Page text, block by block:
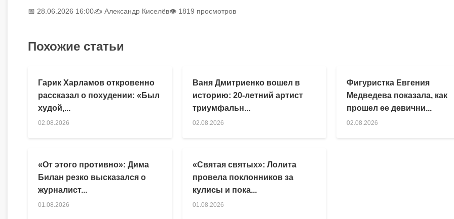
📅 28.06.2026 16:00✍️ Александр Киселёв👁 1819 просмотров
Похожие статьи
Гарик Харламов откровенно
рассказал о похудении: «Был
худой,...
02.08.2026
Ваня Дмитриенко вошел в
историю: 20-летний артист
триумфальн...
02.08.2026
Фигуристка Евгения
Медведева показала, как
прошел ее девични...
02.08.2026
«От этого противно»: Дима
Билан резко высказался о
журналист...
01.08.2026
«Святая святых»: Лолита
провела поклонников за
кулисы и пока...
01.08.2026